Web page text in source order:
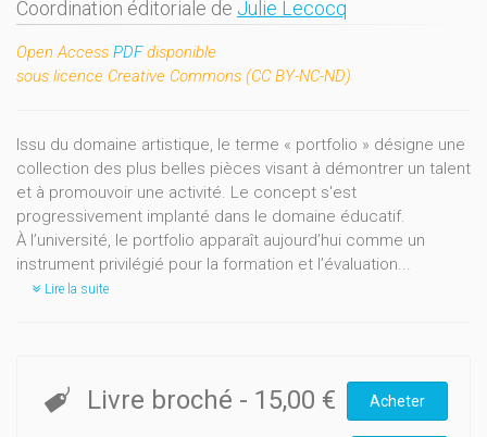
Coordination éditoriale de Julie Lecocq
Open Access PDFdisponible
sous licence Creative Commons (CC BY-NC-ND)
Issu du domaine artistique, le terme « portfolio » désigne une
collection des plus belles pièces visant à démontrer un talent
et à promouvoir une activité. Le concept s'est
progressivement implanté dans le domaine éducatif.
À l’université, le portfolio apparaît aujourd’hui comme un
instrument privilégié pour la formation et l’évaluation...
Lire la suite
Livre broché - 15,00 € Acheter